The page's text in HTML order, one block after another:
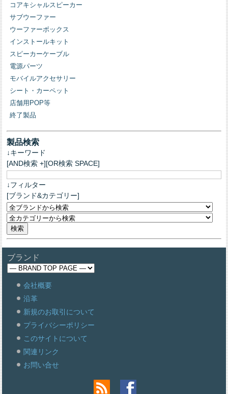
コアキシャルスピーカー
サブウーファー
ウーファーボックス
インストールキット
スピーカーケーブル
電源パーツ
モバイルアクセサリー
シート・カーペット
店舗用POP等
終了製品
製品検索
↓キーワード
[AND検索 +][OR検索 SPACE]
↓フィルター
[ブランド&カテゴリー]
ブランド
会社概要
沿革
新規のお取引について
プライバシーポリシー
このサイトについて
関連リンク
お問い合せ